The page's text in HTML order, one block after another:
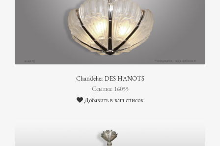
Chandelier DES HANOTS
Ссылка: 16055
Добавить в ваш список